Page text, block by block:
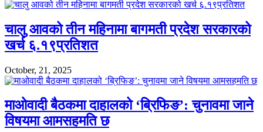
चालु आवको तीन महिनामा बागमती प्रदेश सरकारको
खर्च ६.१९प्रतिशत
October, 21, 2025
माओवादी बैठकमा दाहालको ‘ब्रिफिङ’: चुनावमा जाने
विषयमा आमसहमति छ